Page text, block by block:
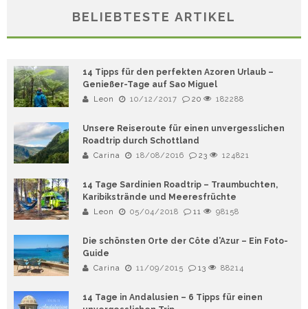
BELIEBTESTE ARTIKEL
14 Tipps für den perfekten Azoren Urlaub –
Genießer-Tage auf Sao Miguel
Leon 10/12/2017 20 182288
Unsere Reiseroute für einen unvergesslichen
Roadtrip durch Schottland
Carina 18/08/2016 23 124821
14 Tage Sardinien Roadtrip – Traumbuchten,
Karibikstrände und Meeresfrüchte
Leon 05/04/2018 11 98158
Die schönsten Orte der Côte d’Azur – Ein Foto-
Guide
Carina 11/09/2015 13 88214
14 Tage in Andalusien – 6 Tipps für einen